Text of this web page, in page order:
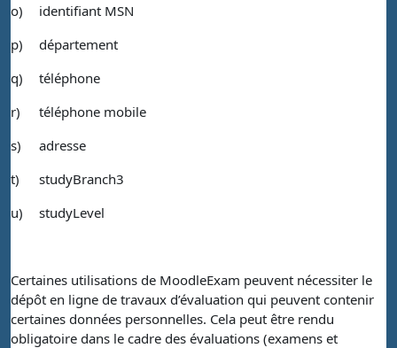
o)
identifiant MSN
p)
département
q)
téléphone
r)
téléphone mobile
s)
adresse
t)
studyBranch3
u)
studyLevel
Certaines utilisations de MoodleExam peuvent nécessiter le
dépôt en ligne de travaux d’évaluation qui peuvent contenir
certaines données personnelles. Cela peut être rendu
obligatoire dans le cadre des évaluations (examens et